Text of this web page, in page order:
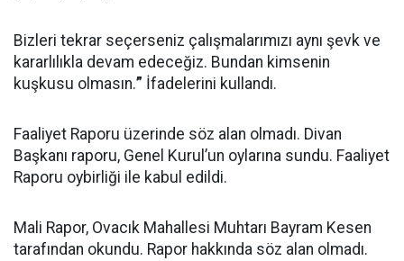
Bizleri tekrar seçerseniz çalışmalarımızı aynı şevk ve
kararlılıkla devam edeceğiz. Bundan kimsenin
kuşkusu olmasın.” İfadelerini kullandı.
Faaliyet Raporu üzerinde söz alan olmadı. Divan
Başkanı raporu, Genel Kurul’un oylarına sundu. Faaliyet
Raporu oybirliği ile kabul edildi.
Mali Rapor, Ovacık Mahallesi Muhtarı Bayram Kesen
tarafından okundu. Rapor hakkında söz alan olmadı.